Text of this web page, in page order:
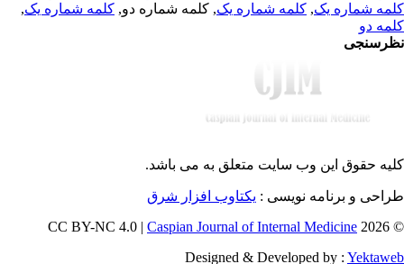
شماره یک,کلمه شماره یک, کلمه شماره دو,کلمه شماره یک,
دو
حقوق این وب سایت متعلق بهمی باشد.
و برنامه نویسی : یکتاوب افزار شرق
©
Caspian Journal of Internal Medicine
Designed & Developed by :